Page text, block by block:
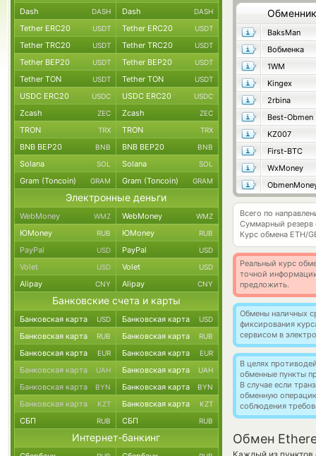
Обменник
BaksMan
Вобменка
1WM
Kingex
2rbina
Best-Obmen
KZ007
First-BTC
WxMoney
Всего по
Суммарный резерв
Курс обмена ETH/
Реальный курс
точной
предложить.
Обмены наличных
фиксирования
сервисом в
В целях
обменные пункты
В случае если
обменную
соблюдения
Обмен
Dash DASH Dash DASH
Tether ERC20 USDT Tether ERC20 USDT
Tether TRC20 USDT Tether TRC20 USDT
Tether BEP20 USDT Tether BEP20 USDT
Tether TON USDT Tether TON USDT
USDC ERC20 USDC USDC ERC20 USDC
Zcash ZEC Zcash ZEC
TRON TRX TRON TRX
BNB BEP20 BNB BNB BEP20 BNB
Solana SOL Solana SOL
Gram (Toncoin) GRAM Gram (Toncoin) GRAM
Электронные деньги
WebMoney WMZ WebMoney WMZ
ЮMoney RUB ЮMoney RUB
PayPal USD PayPal USD
Volet USD Volet USD
Alipay CNY Alipay CNY
Банковские счета и карты
Банковская карта USD Банковская карта USD
Банковская карта RUB Банковская карта RUB
Банковская карта EUR Банковская карта EUR
Банковская карта UAH Банковская карта UAH
Банковская карта BYN Банковская карта BYN
Банковская карта KZT Банковская карта KZT
СБП RUB СБП RUB
Интернет-банкинг